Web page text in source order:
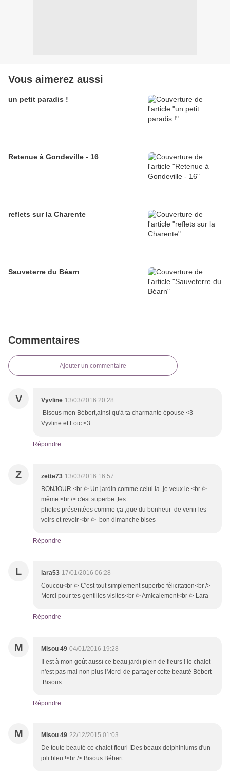
Vous aimerez aussi
un petit paradis !
Retenue à Gondeville - 16
reflets sur la Charente
Sauveterre du Béarn
Commentaires
Ajouter un commentaire
V Vyvline 13/03/2016 20:28
Bisous mon Bébert,ainsi qu'à ta charmante épouse <3
Vyvline et Loic <3
Répondre
Z zette73 13/03/2016 16:57
BONJOUR <br /> Un jardin comme celui la ,je veux le <br />
même <br /> c'est superbe ,tes
photos présentées comme ça ,que du bonheur de venir les
voirs et revoir <br /> bon dimanche bises
Répondre
L lara53 17/01/2016 06:28
Coucou<br /> C'est tout simplement superbe félicitation<br />
Merci pour tes gentilles visites<br /> Amicalement<br /> Lara
Répondre
M Misou 49 04/01/2016 19:28
Il est à mon goût aussi ce beau jardi plein de fleurs ! le chalet
n'est pas mal non plus !Merci de partager cette beauté Bébert
.Bisous .
Répondre
M Misou 49 22/12/2015 01:03
De toute beauté ce chalet fleuri !Des beaux delphiniums d'un
joli bleu !<br /> Bisous Bébert .